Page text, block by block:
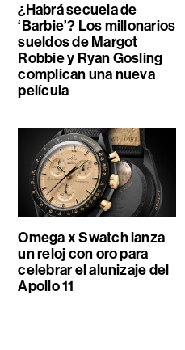
¿Habrá secuela de
‘Barbie’? Los millonarios
sueldos de Margot
Robbie y Ryan Gosling
complican una nueva
película
Omega x Swatch lanza
un reloj con oro para
celebrar el alunizaje del
Apollo 11